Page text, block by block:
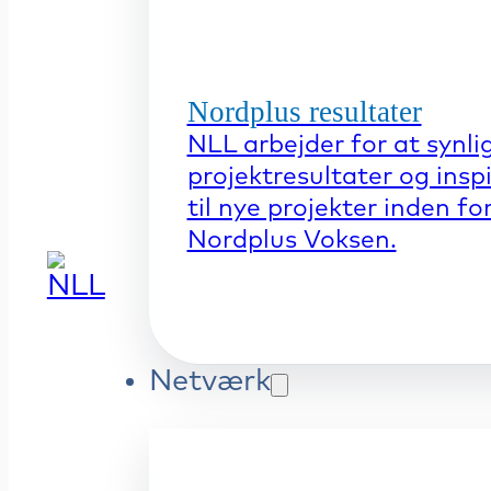
Nordplus resultater
NLL arbejder for at
projektresultater og
til nye projekter inden
Nordplus Voksen.
Netværk